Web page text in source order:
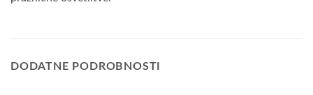
DODATNE PODROBNOSTI